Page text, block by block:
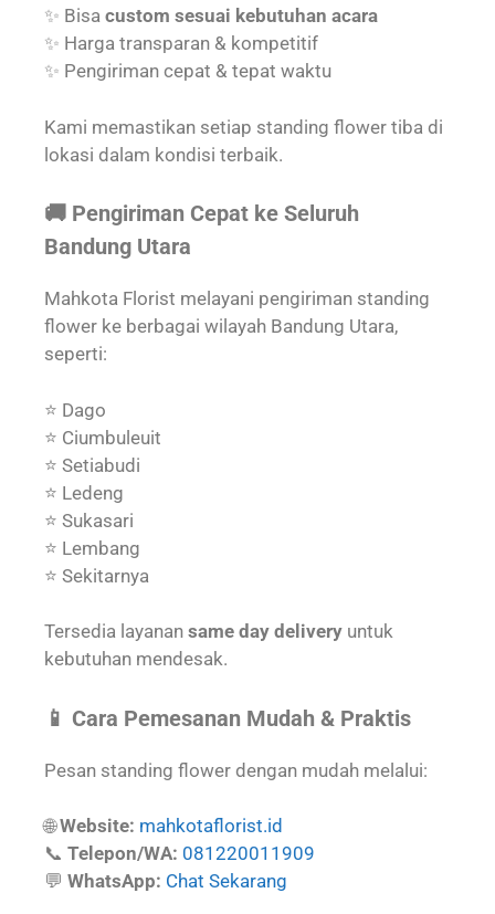
✨ Bisa custom sesuai kebutuhan acara
✨ Harga transparan & kompetitif
✨ Pengiriman cepat & tepat waktu
Kami memastikan setiap standing flower tiba di
lokasi dalam kondisi terbaik.
🚚 Pengiriman Cepat ke Seluruh
Bandung Utara
Mahkota Florist melayani pengiriman standing
flower ke berbagai wilayah Bandung Utara,
seperti:
⭐ Dago
⭐ Ciumbuleuit
⭐ Setiabudi
⭐ Ledeng
⭐ Sukasari
⭐ Lembang
⭐ Sekitarnya
Tersedia layanan same day delivery untuk
kebutuhan mendesak.
📱 Cara Pemesanan Mudah & Praktis
Pesan standing flower dengan mudah melalui:
🌐Website: mahkotaflorist.id
📞 Telepon/WA: 081220011909
💬 WhatsApp: Chat Sekarang